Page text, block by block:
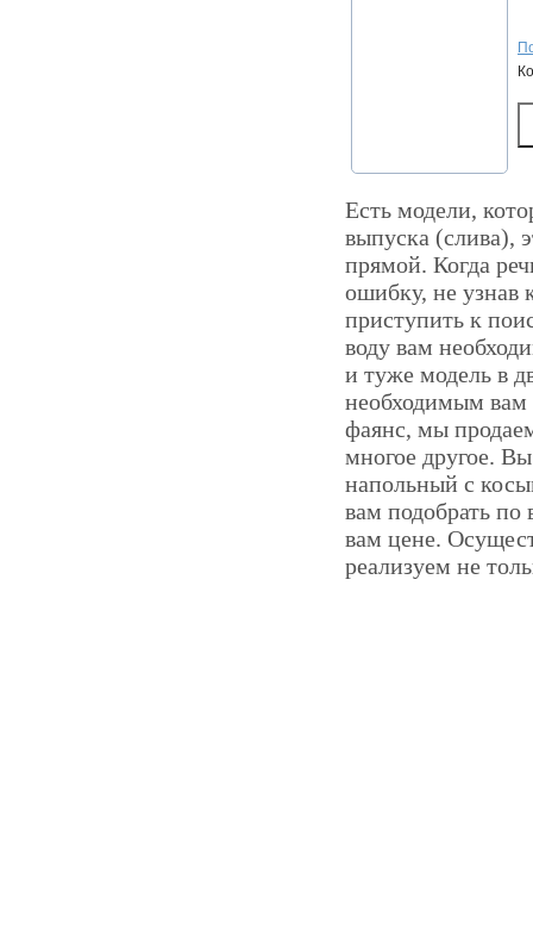
Есть модели,
выпуска (слива),
прямой. Когда
ошибку, не узнав
приступить к
воду вам
и туже модель в
необходимым вам
фаянс, мы
многое другое.
напольный с
вам подобрать
вам цене.
реализуем не